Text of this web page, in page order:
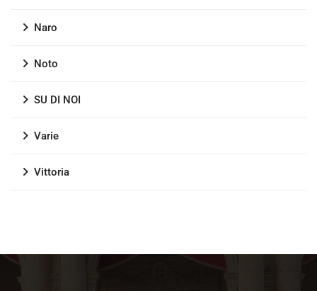
Naro
Noto
SU DI NOI
Varie
Vittoria